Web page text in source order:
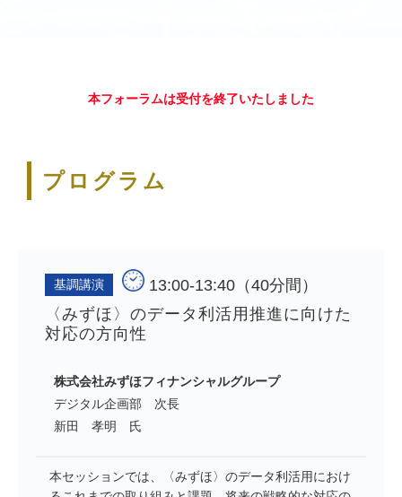
本フォーラムは受付を終了いたしました
プログラム
基調講演
13:00-13:40（40分間）
〈みずほ〉のデータ利活用推進に向けた
対応の方向性
株式会社みずほフィナンシャルグループ
デジタル企画部 次長
新田 孝明 氏
本セッションでは、〈みずほ〉のデータ利活用におけ